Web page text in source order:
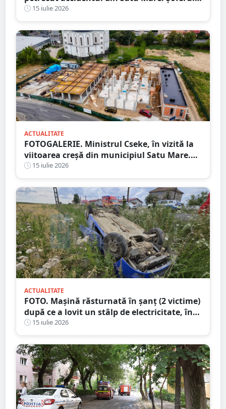
ajuns cu mașina răsturnată în șanț
15 iulie 2026
ACTUALITATE
FOTOGALERIE. Ministrul Cseke, în vizită la
viitoarea creșă din municipiul Satu Mare.
Ce spune primarul despre lucrări
15 iulie 2026
ACTUALITATE
FOTO. Mașină răsturnată în șanț (2 victime)
după ce a lovit un stâlp de electricitate, în
județul Satu Mare
15 iulie 2026